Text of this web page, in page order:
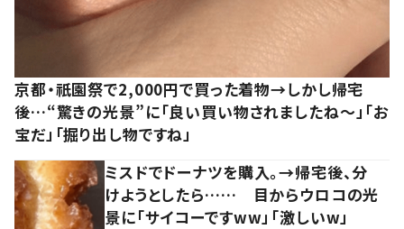
京都・祇園祭で2,000円で買った着物→しかし帰宅
後…“驚きの光景”に「良い買い物されましたね～」「お
宝だ」「掘り出し物ですね」
ミスドでドーナツを購入。→帰宅後、分
けようとしたら…… 目からウロコの光
景に「サイコーですww」「激しいw」